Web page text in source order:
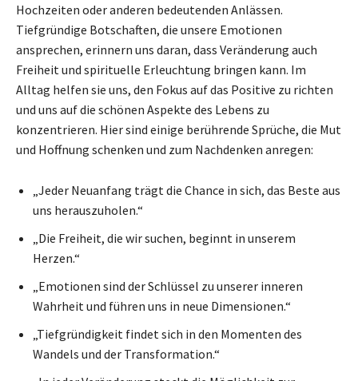
Hochzeiten oder anderen bedeutenden Anlässen.
Tiefgründige Botschaften, die unsere Emotionen
ansprechen, erinnern uns daran, dass Veränderung auch
Freiheit und spirituelle Erleuchtung bringen kann. Im
Alltag helfen sie uns, den Fokus auf das Positive zu richten
und uns auf die schönen Aspekte des Lebens zu
konzentrieren. Hier sind einige berührende Sprüche, die Mut
und Hoffnung schenken und zum Nachdenken anregen:
„Jeder Neuanfang trägt die Chance in sich, das Beste aus
uns herauszuholen.“
„Die Freiheit, die wir suchen, beginnt in unserem
Herzen.“
„Emotionen sind der Schlüssel zu unserer inneren
Wahrheit und führen uns in neue Dimensionen.“
„Tiefgründigkeit findet sich in den Momenten des
Wandels und der Transformation.“